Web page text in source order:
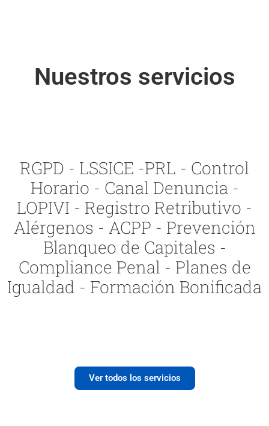
Nuestros servicios
RGPD - LSSICE -PRL - Control
Horario - Canal Denuncia -
LOPIVI - Registro Retributivo -
Alérgenos - ACPP - Prevención
Blanqueo de Capitales -
Compliance Penal - Planes de
Igualdad - Formación Bonificada
Ver todos los servicios